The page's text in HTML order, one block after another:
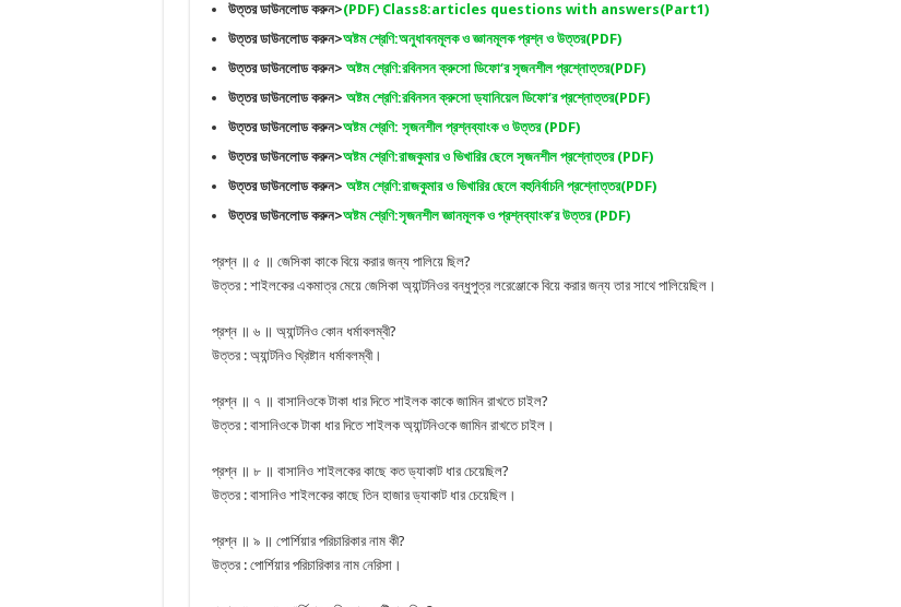
উত্তর ডাউনলোড করুন>(PDF) Class8:articles questions with answers(Part1)
উত্তর ডাউনলোড করুন>অষ্টম শ্রেণি:অনুধাবনমূলক ও জ্ঞানমূলক প্রশ্ন ও উত্তর(PDF)
উত্তর ডাউনলোড করুন> অষ্টম শ্রেণি:রবিনসন ক্রুসো ডিফো‘র সৃজনশীল প্রশ্নোত্তর(PDF)
উত্তর ডাউনলোড করুন> অষ্টম শ্রেণি:রবিনসন ক্রুসো ড্যানিয়েল ডিফো‘র প্রশ্নোত্তর(PDF)
উত্তর ডাউনলোড করুন>অষ্টম শ্রেণি: সৃজনশীল প্রশ্নব্যাংক ও উত্তর (PDF)
উত্তর ডাউনলোড করুন>অষ্টম শ্রেণি:রাজকুমার ও ভিখারির ছেলে সৃজনশীল প্রশ্নোত্তর (PDF)
উত্তর ডাউনলোড করুন> অষ্টম শ্রেণি:রাজকুমার ও ভিখারির ছেলে বহুনির্বাচনি প্রশ্নোত্তর(PDF)
উত্তর ডাউনলোড করুন>অষ্টম শ্রেণি:সৃজনশীল জ্ঞানমূলক ও প্রশ্নব্যাংক’র উত্তর (PDF)
প্রশ্ন ॥ ৫ ॥ জেসিকা কাকে বিয়ে করার জন্য পালিয়ে ছিল?
উত্তর : শাইলকের একমাত্র মেয়ে জেসিকা অ্যান্টনিওর বন্ধুপুত্র লরেঞ্জোকে বিয়ে করার জন্য তার সাথে পালিয়েছিল।
প্রশ্ন ॥ ৬ ॥ অ্যান্টনিও কোন ধর্মাবলম্বী?
উত্তর : অ্যান্টনিও খ্রিষ্টান ধর্মাবলম্বী।
প্রশ্ন ॥ ৭ ॥ বাসানিওকে টাকা ধার দিতে শাইলক কাকে জামিন রাখতে চাইল?
উত্তর : বাসানিওকে টাকা ধার দিতে শাইলক অ্যান্টনিওকে জামিন রাখতে চাইল।
প্রশ্ন ॥ ৮ ॥ বাসানিও শাইলকের কাছে কত ড্যাকাট ধার চেয়েছিল?
উত্তর : বাসানিও শাইলকের কাছে তিন হাজার ড্যাকাট ধার চেয়েছিল।
প্রশ্ন ॥ ৯ ॥ পোর্শিয়ার পরিচারিকার নাম কী?
উত্তর : পোর্শিয়ার পরিচারিকার নাম নেরিসা।